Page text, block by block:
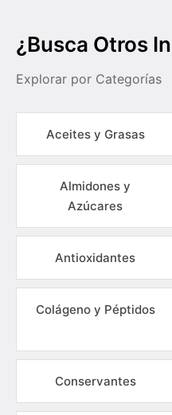
¿Busca Otros
Explorar por Categorías
Aceites y Grasas
Almidones y
Azúcares
Antioxidantes
Colágeno y Péptidos
Conservantes